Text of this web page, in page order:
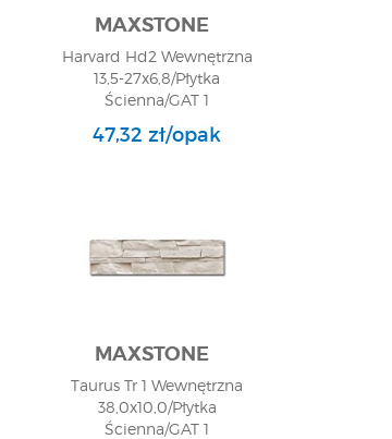
MAXSTONE
Harvard Hd2 Wewnętrzna
13,5-27x6,8/Płytka
Ścienna/GAT 1
47,32 zł/opak
MAXSTONE
Taurus Tr 1 Wewnętrzna
38,0x10,0/Płytka
Ścienna/GAT 1